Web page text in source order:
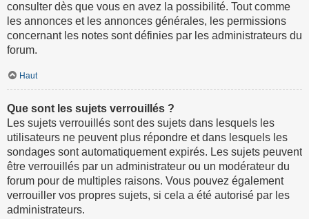
consulter dès que vous en avez la possibilité. Tout comme
les annonces et les annonces générales, les permissions
concernant les notes sont définies par les administrateurs du
forum.
Haut
Que sont les sujets verrouillés ?
Les sujets verrouillés sont des sujets dans lesquels les
utilisateurs ne peuvent plus répondre et dans lesquels les
sondages sont automatiquement expirés. Les sujets peuvent
être verrouillés par un administrateur ou un modérateur du
forum pour de multiples raisons. Vous pouvez également
verrouiller vos propres sujets, si cela a été autorisé par les
administrateurs.